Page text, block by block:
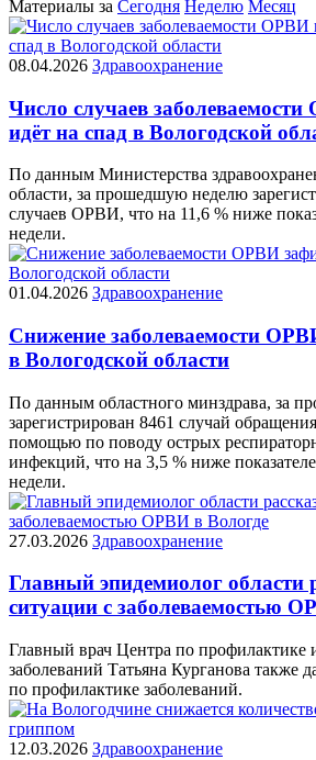
Материалы за Сегодня Неделю Месяц
08.04.2026 Здравоохранение
Число случаев
идёт на спад в Вологодской
По данным Министерства
области, за прошедшую неделю
случаев ОРВИ, что на 11,6 % ниже
недели.
01.04.2026 Здравоохранение
Снижение заболеваемости
в Вологодской области
По данным областного минздрава, за
зарегистрирован 8461 случай
помощью по поводу острых
инфекций, что на 3,5 % ниже
недели.
27.03.2026 Здравоохранение
Главный эпидемиолог области
ситуации с заболеваемостью
Главный врач Центра по
заболеваний Татьяна Курганова также
по профилактике заболеваний.
12.03.2026 Здравоохранение